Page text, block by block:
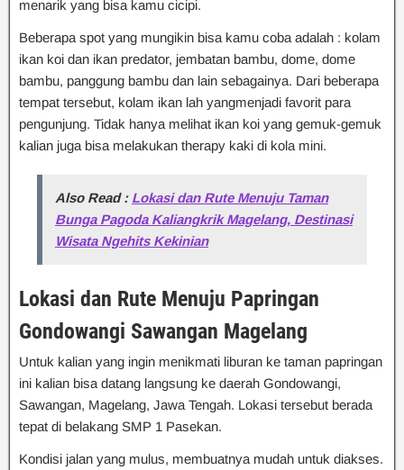
menarik yang bisa kamu cicipi.
Beberapa spot yang mungikin bisa kamu coba adalah : kolam
ikan koi dan ikan predator, jembatan bambu, dome, dome
bambu, panggung bambu dan lain sebagainya. Dari beberapa
tempat tersebut, kolam ikan lah yangmenjadi favorit para
pengunjung. Tidak hanya melihat ikan koi yang gemuk-gemuk
kalian juga bisa melakukan therapy kaki di kola mini.
Also Read : Lokasi dan Rute Menuju Taman
Bunga Pagoda Kaliangkrik Magelang, Destinasi
Wisata Ngehits Kekinian
Lokasi dan Rute Menuju Papringan
Gondowangi Sawangan Magelang
Untuk kalian yang ingin menikmati liburan ke taman papringan
ini kalian bisa datang langsung ke daerah Gondowangi,
Sawangan, Magelang, Jawa Tengah. Lokasi tersebut berada
tepat di belakang SMP 1 Pasekan.
Kondisi jalan yang mulus, membuatnya mudah untuk diakses.